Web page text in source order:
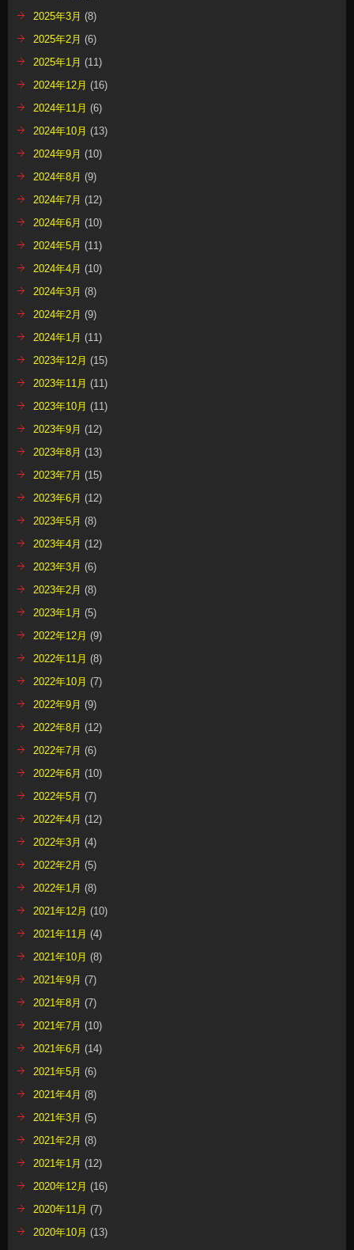
2025年3月 (8)
2025年2月 (6)
2025年1月 (11)
2024年12月 (16)
2024年11月 (6)
2024年10月 (13)
2024年9月 (10)
2024年8月 (9)
2024年7月 (12)
2024年6月 (10)
2024年5月 (11)
2024年4月 (10)
2024年3月 (8)
2024年2月 (9)
2024年1月 (11)
2023年12月 (15)
2023年11月 (11)
2023年10月 (11)
2023年9月 (12)
2023年8月 (13)
2023年7月 (15)
2023年6月 (12)
2023年5月 (8)
2023年4月 (12)
2023年3月 (6)
2023年2月 (8)
2023年1月 (5)
2022年12月 (9)
2022年11月 (8)
2022年10月 (7)
2022年9月 (9)
2022年8月 (12)
2022年7月 (6)
2022年6月 (10)
2022年5月 (7)
2022年4月 (12)
2022年3月 (4)
2022年2月 (5)
2022年1月 (8)
2021年12月 (10)
2021年11月 (4)
2021年10月 (8)
2021年9月 (7)
2021年8月 (7)
2021年7月 (10)
2021年6月 (14)
2021年5月 (6)
2021年4月 (8)
2021年3月 (5)
2021年2月 (8)
2021年1月 (12)
2020年12月 (16)
2020年11月 (7)
2020年10月 (13)